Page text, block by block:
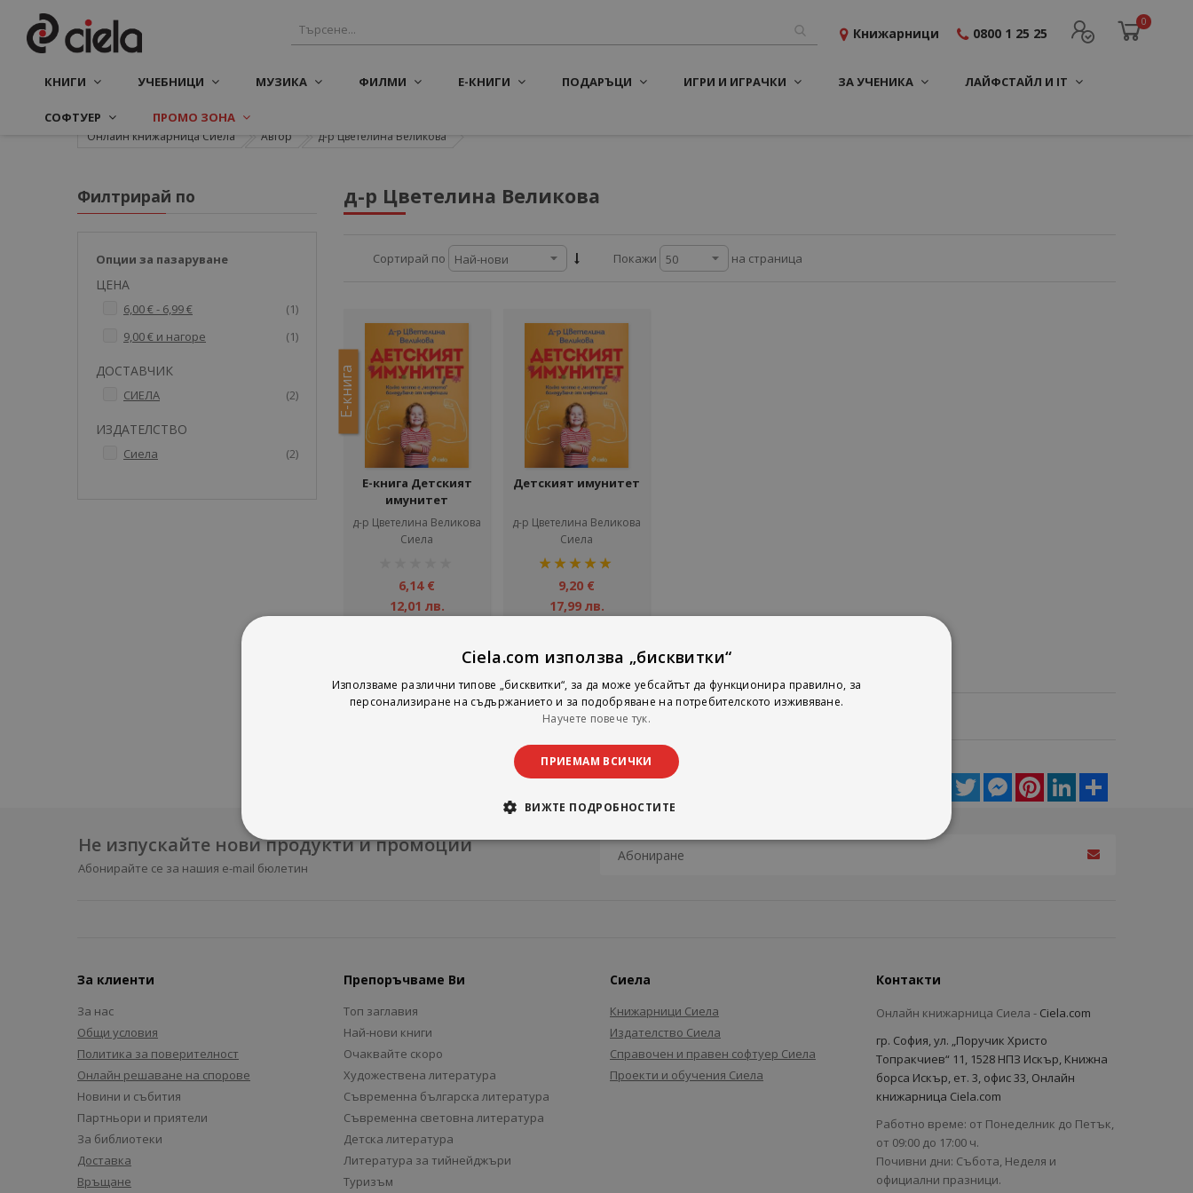
0
Книжарници 0800 1 25 25
КНИГИ УЧЕБНИЦИ МУЗИКА ФИЛМИ Е-КНИГИ ПОДАРЪЦИ ИГРИ И ИГРАЧКИ ЗА УЧЕНИКА ЛАЙФСТАЙЛ И IT
СОФТУЕР ПРОМО ЗОНА
Онлайн книжарница Сиела Автор д-р Цветелина Великова
д-р Цветелина Великова
Сортирай по Покажи на страница
Е-книга
Е-книга Детският
имунитет
д-р Цветелина Великова
Сиела
6,14 €
12,01 лв.
Детският имунитет
д-р Цветелина Великова
Сиела
рейтинг:
100%9,20 €
17,99 лв.
Покажи
Facebook
Twitter MessengerPinterestLinkedIn
Филтрирай по
Опции за пазаруване
ЦЕНА
6,00 €- 6,99 € 1артикул
9,00 € и нагоре 1артикул
ДОСТАВЧИК
СИЕЛА 2артикули
ИЗДАТЕЛСТВО
Сиела 2артикули
Не изпускайте нови продукти и промоции
Абонирайте се за нашия e-mail бюлетин
За клиенти
За нас
Общи условия
Политика за поверителност
Онлайн решаване на спорове
Новини и събития
Партньори и приятели
За библиотеки
Доставка
Връщане
Препоръчваме Ви
Топ заглавия
Най-нови книги
Очаквайте скоро
Художествена литература
Съвременна българска литература
Съвременна световна литература
Детска литература
Литература за тийнейджъри
Туризъм
Сиела
Книжарници Сиела
Издателство Сиела
Справочен и правен софтуер Сиела
Проекти и обучения Сиела
Контакти
Онлайн книжарница Сиела - Ciela.com
гр. София, ул. „Поручик Христо
Топракчиев“ 11, 1528 НПЗ Искър, Книжна
борса Искър, ет. 3, офис 33, Онлайн
книжарница Ciela.com
Работно време: от Понеделник до Петък,
от 09:00 до 17:00 ч.
Почивни дни: Събота, Неделя и
официални празници.
Ciela.com използва „бисквитки“
Използваме различни типове „бисквитки“, за да може уебсайтът да функционира правилно, за
персонализиране на съдържанието и за подобряване на потребителското изживяване.
Научете повече тук.
ПРИЕМАМ ВСИЧКИ
ВИЖТЕ ПОДРОБНОСТИТЕ